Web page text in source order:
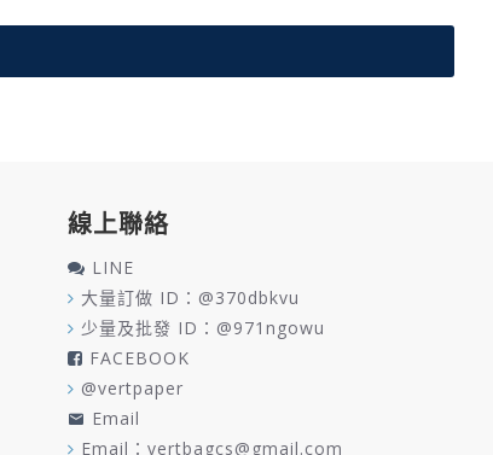
線上聯絡
LINE
大量訂做 ID：@370dbkvu
少量及批發 ID：@971ngowu
FACEBOOK
@vertpaper
Email
Email：vertbagcs@gmail.com